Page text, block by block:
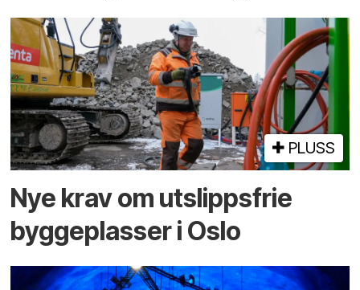
PLUSS
Nye krav om utslippsfrie
byggeplasser i Oslo